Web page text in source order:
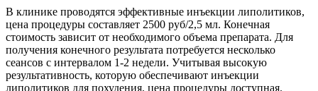
В клинике проводятся эффективные инъекции липолитиков,
цена процедуры составляет 2500 руб/2,5 мл. Конечная
стоимость зависит от необходимого объема препарата. Для
получения конечного результата потребуется несколько
сеансов с интервалом 1-2 недели. Учитывая высокую
результативность, которую обеспечивают инъекции
липолитиков для похудения, цена процедуры доступная.